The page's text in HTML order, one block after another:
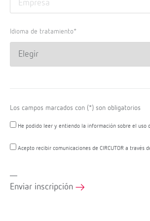
Idioma de tratamiento*
Los campos marcados con (*) son obligatorios
He podido leer y entiendo la información sobre el uso
Acepto recibir comunicaciones de CIRCUTOR a través